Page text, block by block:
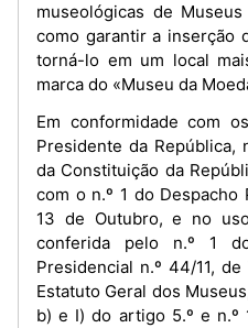
museológicas de
como garantir a inserção
torná-lo em um local
marca do «Museu da
Em conformidade com
Presidente da República,
da Constituição da
com o n.º 1 do Despacho
13 de Outubro, e no
conferida pelo n.º 1
Presidencial n.º 44/11,
Estatuto Geral dos
b) e I) do artigo 5.º e n.º